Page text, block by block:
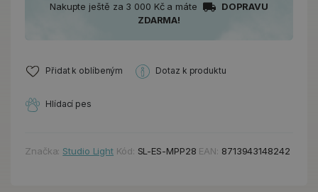
Nakupte ještě za 3 000 Kč a máte
DOPRAVU
ZDARMA!
Přidat k oblíbeným Dotaz k produktu
Hlídací pes
Značka: Studio Light Kód: SL-ES-MPP28 EAN: 8713943148242